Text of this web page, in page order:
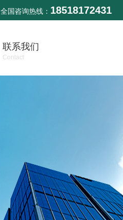
全国咨询热线： 18518172431
联系我们
Contact